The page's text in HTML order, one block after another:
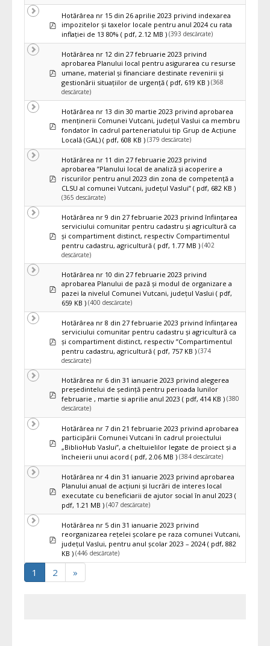
pdf
Hotărârea nr 15 din 26 aprilie 2023 privind indexarea
impozitelor şi taxelor locale pentru anul 2024 cu rata
inflaţiei de 13 80% ( pdf, 2.12 MB ) (393 descărcate)
pdf
Hotărârea nr 12 din 27 februarie 2023 privind
aprobarea Planului local pentru asigurarea cu resurse
umane, material și financiare destinate revenirii și
gestionării situațiilor de urgență ( pdf, 619 KB ) (368
descărcate)
pdf
Hotărârea nr 13 din 30 martie 2023 privind aprobarea
menținerii Comunei Vutcani, județul Vaslui ca membru
fondator în cadrul parteneriatului tip Grup de Acțiune
Locală (GAL) ( pdf, 608 KB ) (379 descărcate)
pdf
Hotărârea nr 11 din 27 februarie 2023 privind
aprobarea ”Planului local de analiză și acoperire a
riscurilor pentru anul 2023 din zona de competenţă a
CLSU al comunei Vutcani, județul Vaslui” ( pdf, 682 KB )
(365 descărcate)
pdf
Hotărârea nr 9 din 27 februarie 2023 privind înființarea
serviciului comunitar pentru cadastru și agricultură ca
și compartiment distinct, respectiv Compartimentul
pentru cadastru, agricultură ( pdf, 1.77 MB ) (402
descărcate)
pdf
Hotărârea nr 10 din 27 februarie 2023 privind
aprobarea Planului de pază și modul de organizare a
pazei la nivelul Comunei Vutcani, județul Vaslui ( pdf,
659 KB ) (400 descărcate)
pdf
Hotărârea nr 8 din 27 februarie 2023 privind înființarea
serviciului comunitar pentru cadastru și agricultură ca
și compartiment distinct, respectiv ”Compartimentul
pentru cadastru, agricultură ( pdf, 757 KB ) (374
descărcate)
pdf
Hotărârea nr 6 din 31 ianuarie 2023 privind alegerea
preşedintelui de şedinţă pentru perioada lunilor
februarie , martie si aprilie anul 2023 ( pdf, 414 KB ) (380
descărcate)
pdf
Hotărârea nr 7 din 21 februarie 2023 privind aprobarea
participării Comunei Vutcani în cadrul proiectului
„BiblioHub Vaslui”, a cheltuielilor legate de proiect și a
încheierii unui acord ( pdf, 2.06 MB ) (384 descărcate)
pdf
Hotărârea nr 4 din 31 ianuarie 2023 privind aprobarea
Planului anual de acţiuni şi lucrări de interes local
executate cu beneficiarii de ajutor social în anul 2023 (
pdf, 1.21 MB ) (407 descărcate)
pdf
Hotărârea nr 5 din 31 ianuarie 2023 privind
reorganizarea reţelei şcolare pe raza comunei Vutcani,
judeţul Vaslui, pentru anul şcolar 2023 – 2024 ( pdf, 882
KB ) (446 descărcate)
1 2 »